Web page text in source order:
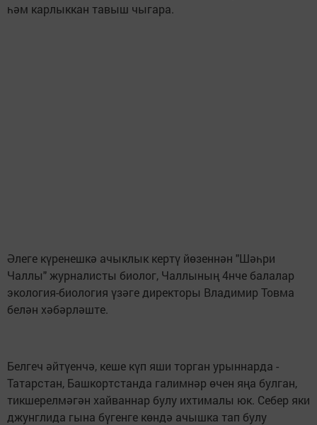
һәм карлыккан тавыш чыгара.
Әлеге күренешкә ачыклык кертү йөзеннән "Шәһри
Чаллы" журналисты биолог, Чаллының 4нче балалар
экология-биология үзәге директоры Владимир Товма
белән хәбәрләште.
Белгеч әйтүенчә, кеше күп яши торган урыннарда -
Татарстан, Башкортстанда галимнәр өчен яңа булган,
тикшерелмәгән хайваннар булу ихтималы юк. Себер яки
джунглида гына бүгенге көндә ачышка тап булу